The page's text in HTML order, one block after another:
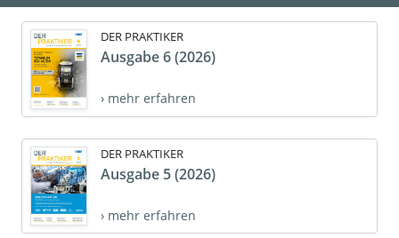
DER PRAKTIKER
Ausgabe 6 (2026)
› mehr erfahren
DER PRAKTIKER
Ausgabe 5 (2026)
› mehr erfahren